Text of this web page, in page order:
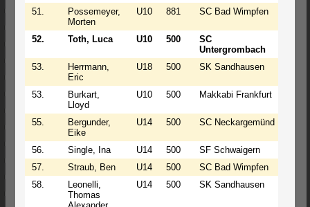
51.
Possemeyer,
Morten
U10 881 SC Bad Wimpfen
52. Toth, Luca U10 500
SC
Untergrombach
53.
Herrmann,
Eric
U18 500 SK Sandhausen
53.
Burkart,
Lloyd
U10 500 Makkabi Frankfurt
55.
Bergunder,
Eike
U14 500 SC Neckargemünd
56. Single, Ina U14 500 SF Schwaigern
57.
Straub, Ben U14 500 SC Bad Wimpfen
58.
Leonelli,
Thomas
U14 500 SK Sandhausen